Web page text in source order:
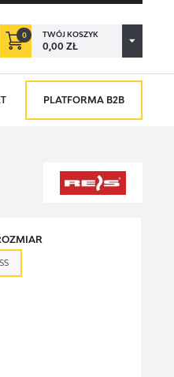
0 TWÓJ KOSZYK
0,00 ZŁ
PLATFORMA B2B
SS